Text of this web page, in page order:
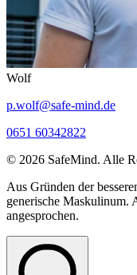
Wolf
p.wolf@safe-mind.de
0651 60342822
© 2026 SafeMind. Alle
Aus Gründen der
generische Maskulinum.
angesprochen.